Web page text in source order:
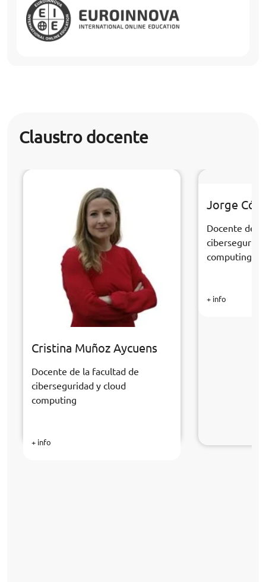
Claustro docente
Cristina Muñoz Aycuens
Docente de la facultad de
ciberseguridad y cloud
computing
+ info
Jorge
Docente de
computing
+ info